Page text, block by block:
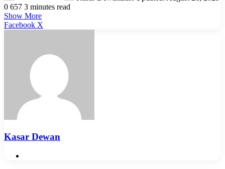
0 657 3 minutes read
Show More
Facebook X
Kasar Dewan